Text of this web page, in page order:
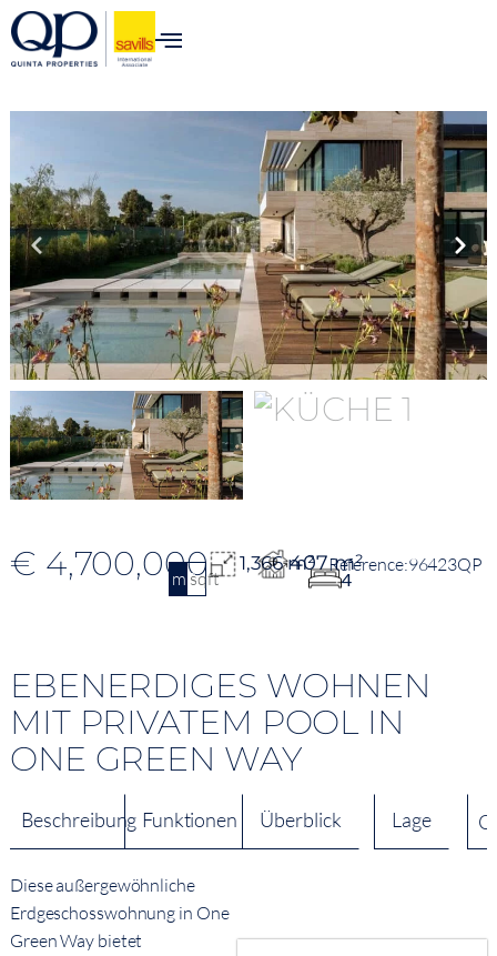
€ 4,700,000
m2sqft
1,366 m²407 m²
4
96423QP
EBENERDIGES WOHNEN
MIT PRIVATEM POOL IN
ONE GREEN WAY
Beschreibung Funktionen Überblick Lage
Diese außergewöhnliche
Erdgeschosswohnung in One
Green Way bietet